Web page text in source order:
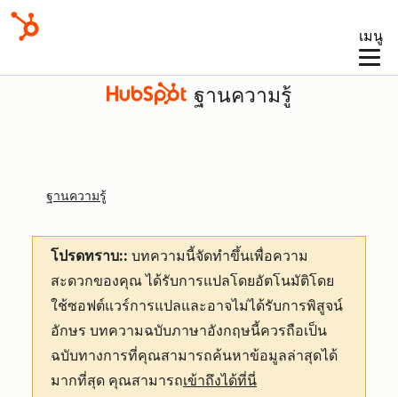
เมนู
ฐานความรู้
ฐานความรู้
โปรดทราบ:: บทความนี้จัดทำขึ้นเพื่อความ
สะดวกของคุณได้รับการแปลโดยอัตโนมัติโดย
ใช้ซอฟต์แวร์การแปลและอาจไม่ได้รับการพิสูจน์
อักษร บทความฉบับภาษาอังกฤษนี้ควรถือเป็น
ฉบับทางการที่คุณสามารถค้นหาข้อมูลล่าสุดได้
มากที่สุด คุณสามารถเข้าถึงได้ที่นี่